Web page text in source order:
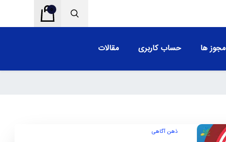
0
مجوز ها حساب کاربری مقالات
ذهن آگاهی